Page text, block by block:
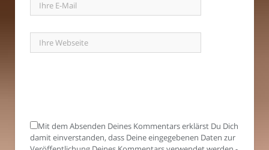
Mit dem Absenden Deines Kommentars erklärst Du Dich
damit einverstanden, dass Deine eingegebenen Daten zur